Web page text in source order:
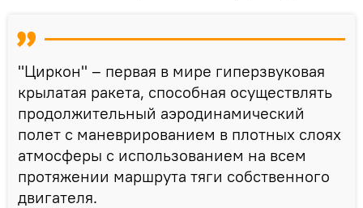
"Циркон" – первая в мире гиперзвуковая
крылатая ракета, способная осуществлять
продолжительный аэродинамический
полет с маневрированием в плотных слоях
атмосферы с использованием на всем
протяжении маршрута тяги собственного
двигателя.